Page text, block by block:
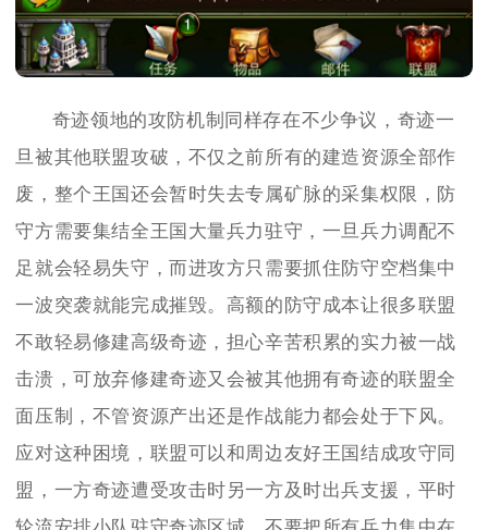
奇迹领地的攻防机制同样存在不少争议，奇迹一
旦被其他联盟攻破，不仅之前所有的建造资源全部作
废，整个王国还会暂时失去专属矿脉的采集权限，防
守方需要集结全王国大量兵力驻守，一旦兵力调配不
足就会轻易失守，而进攻方只需要抓住防守空档集中
一波突袭就能完成摧毁。高额的防守成本让很多联盟
不敢轻易修建高级奇迹，担心辛苦积累的实力被一战
击溃，可放弃修建奇迹又会被其他拥有奇迹的联盟全
面压制，不管资源产出还是作战能力都会处于下风。
应对这种困境，联盟可以和周边友好王国结成攻守同
盟，一方奇迹遭受攻击时另一方及时出兵支援，平时